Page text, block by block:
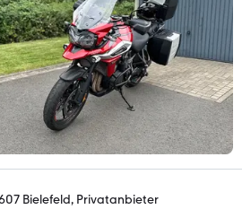
Bielefeld, Privatanbieter